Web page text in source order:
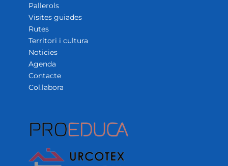
Pallerols
Visites guiades
Rutes
Territori i cultura
Noticies
Agenda
Contacte
Col.labora